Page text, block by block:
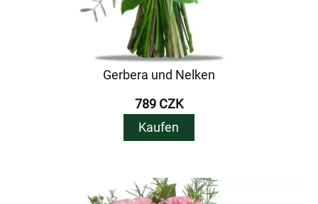
Gerbera und Nelken
789 CZK
Kaufen